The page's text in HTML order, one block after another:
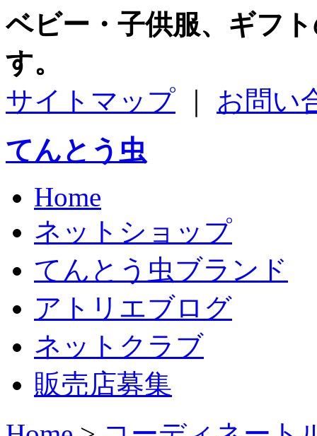
ベビー・子供服、ギフ
す。
サイトマップ
お問い
てんとう虫
Home
ネットショップ
てんとう虫ブランド
アトリエブログ
ネットクラブ
販売店募集